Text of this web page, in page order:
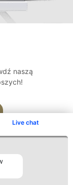
Live chat
naszą